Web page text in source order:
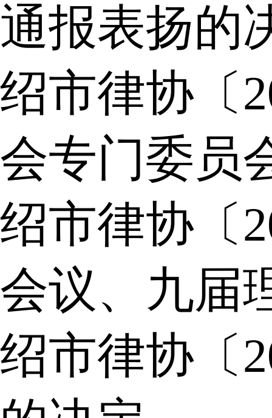
通报表扬的
绍市律协〔
会专门委员
绍市律协〔
会议、九届
绍市律协〔